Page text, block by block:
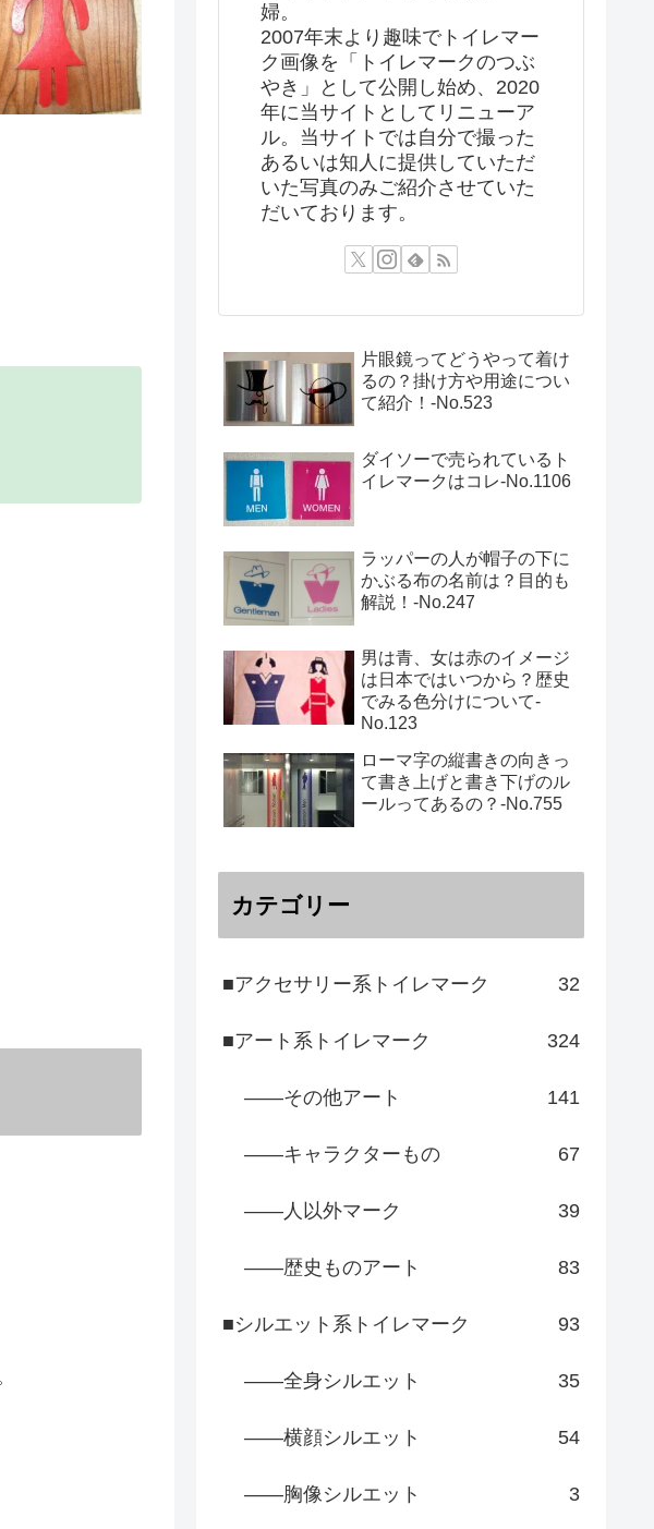
婦。
2007年末より趣味でトイレマー
ク画像を「トイレマークのつぶ
やき」として公開し始め、2020
年に当サイトとしてリニューア
ル。当サイトでは自分で撮った
あるいは知人に提供していただ
いた写真のみご紹介させていた
だいております。
片眼鏡ってどうやって着け
るの？掛け方や用途につい
て紹介！‐No.523
ダイソーで売られているト
イレマークはコレ-No.1106
ラッパーの人が帽子の下に
かぶる布の名前は？目的も
解説！‐No.247
男は青、女は赤のイメージ
は日本ではいつから？歴史
でみる色分けについて-
No.123
ローマ字の縦書きの向きっ
て書き上げと書き下げのル
ールってあるの？‐No.755
カテゴリー
■アクセサリー系トイレマーク 32
■アート系トイレマーク 324
――その他アート 141
――キャラクターもの 67
――人以外マーク 39
――歴史ものアート 83
■シルエット系トイレマーク 93
――全身シルエット 35
――横顔シルエット 54
――胸像シルエット 3